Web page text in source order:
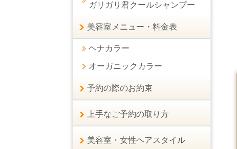
ガリガリ君クールシャンプー
美容室メニュー・料金表
ヘナカラー
オーガニックカラー
予約の際のお約束
上手なご予約の取り方
美容室・女性ヘアスタイル